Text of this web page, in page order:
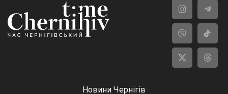
Новини Чернігів